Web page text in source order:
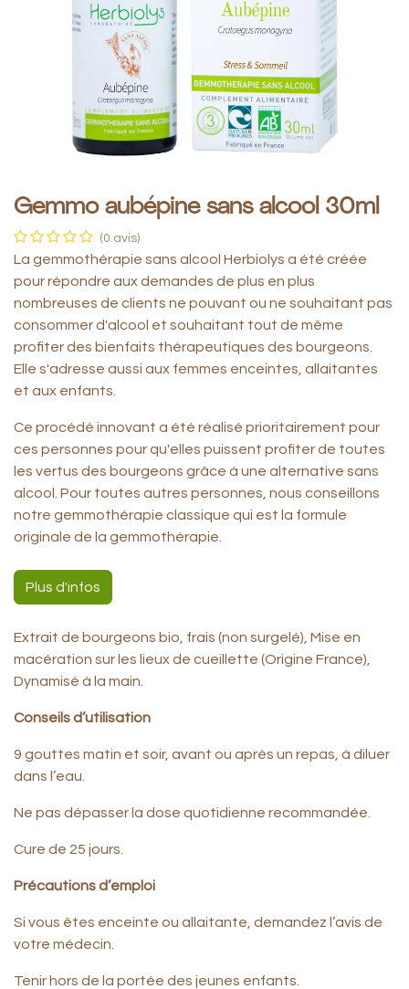
Gemmo aubépine sans alcool 30ml
(0 avis)
La gemmothérapie sans alcool Herbiolys a été créée
pour répondre aux demandes de plus en plus
nombreuses de clients ne pouvant ou ne souhaitant pas
consommer d'alcool et souhaitant tout de même
profiter des bienfaits thérapeutiques des bourgeons.
Elle s'adresse aussi aux femmes enceintes, allaitantes
et aux enfants.
Ce procédé innovant a été réalisé prioritairement pour
ces personnes pour qu'elles puissent profiter de toutes
les vertus des bourgeons grâce à une alternative sans
alcool. Pour toutes autres personnes, nous conseillons
notre gemmothérapie classique qui est la formule
originale de la gemmothérapie.
Plus d'infos
Extrait de bourgeons bio, frais (non surgelé), Mise en
macération sur les lieux de cueillette (Origine France),
Dynamisé à la main.
Conseils d’utilisation
9 gouttes matin et soir, avant ou après un repas, à diluer
dans l’eau.
Ne pas dépasser la dose quotidienne recommandée.
Cure de 25 jours.
Précautions d’emploi
Si vous êtes enceinte ou allaitante, demandez l’avis de
votre médecin.
Tenir hors de la portée des jeunes enfants.